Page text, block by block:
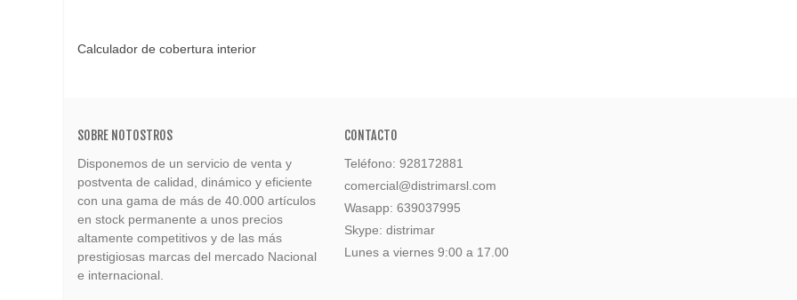
Calculador de cobertura interior
SOBRE NOTOSTROS
Disponemos de un servicio de venta y
postventa de calidad, dinámico y eficiente
con una gama de más de 40.000 artículos
en stock permanente a unos precios
altamente competitivos y de las más
prestigiosas marcas del mercado Nacional
e internacional.
CONTACTO
Teléfono: 928172881
comercial@distrimarsl.com
Wasapp: 639037995
Skype: distrimar
Lunes a viernes 9:00 a 17.00